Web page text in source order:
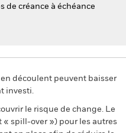
de créance à échéance
découlent peuvent baisser
investi.
le risque de change. Le
« spill-over ») pour les autres